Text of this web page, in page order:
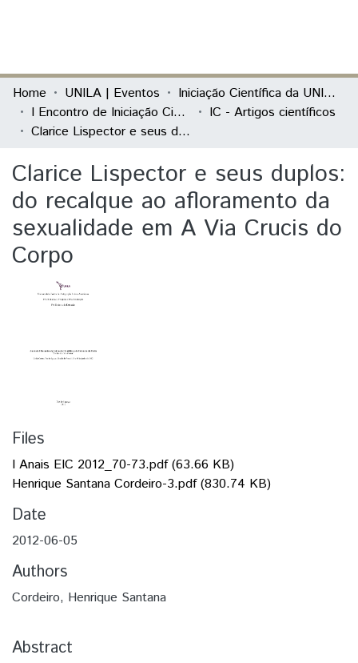
Communities & Collections
All of DSpace
Home UNILA | Eventos
Iniciação Científica da UNILA (IC)
I Encontro de Iniciação Científica e de Extensão da Unila "Conhecer e Transformar"
IC - Artigos científicos
Clarice Lispector e seus duplos: do recalque ao afloramento da sexualidade em A Via Crucis do Corpo
Clarice Lispector e seus duplos:
do recalque ao afloramento da
sexualidade em A Via Crucis do
Corpo
Files
I Anais EIC 2012_70-73.pdf(63.66 KB)
Henrique Santana Cordeiro-3.pdf(830.74 KB)
Date
2012-06-05
Authors
Cordeiro, Henrique Santana
Abstract